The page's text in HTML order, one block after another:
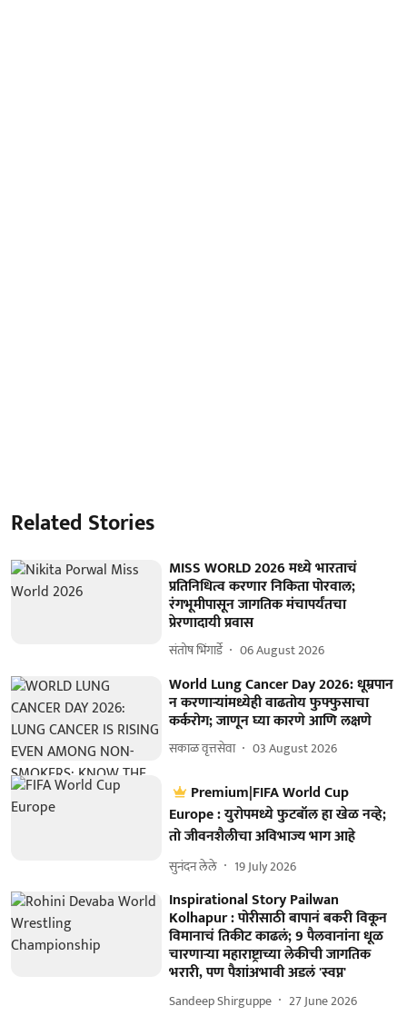
Related Stories
MISS WORLD 2026 मध्ये भारताचं
प्रतिनिधित्व करणार निकिता पोरवाल;
रंगभूमीपासून जागतिक मंचापर्यंतचा
प्रेरणादायी प्रवास
संतोष भिंगार्डे 06 August 2026
World Lung Cancer Day 2026: धूम्रपान
न करणाऱ्यांमध्येही वाढतोय फुफ्फुसाचा
कर्करोग; जाणून घ्या कारणे आणि लक्षणे
सकाळ वृत्तसेवा 03 August 2026
Premium|FIFA World Cup
Europe : युरोपमध्ये फुटबॉल हा खेळ नव्हे;
तो जीवनशैलीचा अविभाज्य भाग आहे
सुनंदन लेले 19 July 2026
Inspirational Story Pailwan
Kolhapur : पोरीसाठी बापानं बकरी विकून
विमानाचं तिकीट काढलं; 9 पैलवानांना धूळ
चारणाऱ्या महाराष्ट्राच्या लेकीची जागतिक
भरारी, पण पैशांअभावी अडलं 'स्वप्न'
Sandeep Shirguppe 27 June 2026